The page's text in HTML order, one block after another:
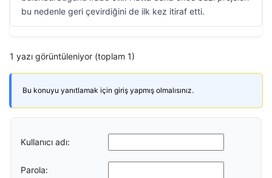
bu nedenle geri çevirdiğini de ilk kez itiraf etti.
1 yazı görüntüleniyor (toplam 1)
Bu konuyu yanıtlamak için giriş yapmış olmalısınız.
Kullanıcı adı:
Parola: